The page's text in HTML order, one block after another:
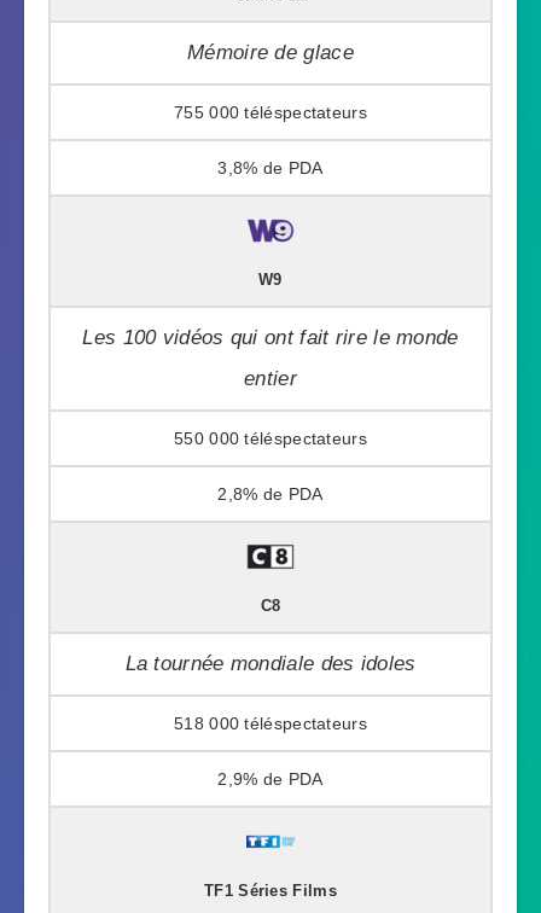
Mémoire de glace
755 000
3,8%
W9
Les 100 vidéos qui ont fait rire le monde
entier
550 000
2,8%
C8
La tournée mondiale des idoles
518 000
2,9%
TF1 Séries Films